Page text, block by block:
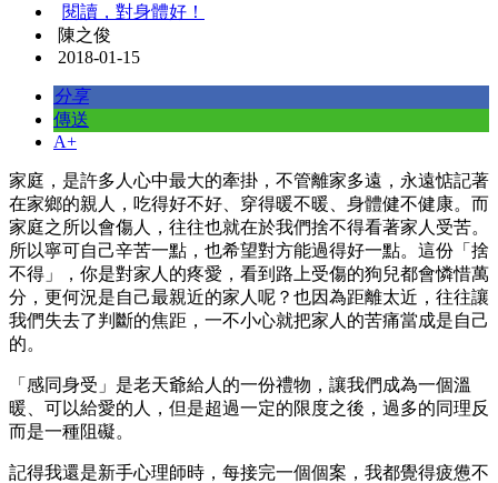
閱讀，對身體好！
陳之俊
2018-01-15
分享
傳送
A+
家庭，是許多人心中最大的牽掛，不管離家多遠，永遠惦記著
在家鄉的親人，吃得好不好、穿得暖不暖、身體健不健康。而
家庭之所以會傷人，往往也就在於我們捨不得看著家人受苦。
所以寧可自己辛苦一點，也希望對方能過得好一點。這份「捨
不得」，你是對家人的疼愛，看到路上受傷的狗兒都會憐惜萬
分，更何況是自己最親近的家人呢？也因為距離太近，往往讓
我們失去了判斷的焦距，一不小心就把家人的苦痛當成是自己
的。
「感同身受」是老天爺給人的一份禮物，讓我們成為一個溫
暖、可以給愛的人，但是超過一定的限度之後，過多的同理反
而是一種阻礙。
記得我還是新手心理師時，每接完一個個案，我都覺得疲憊不